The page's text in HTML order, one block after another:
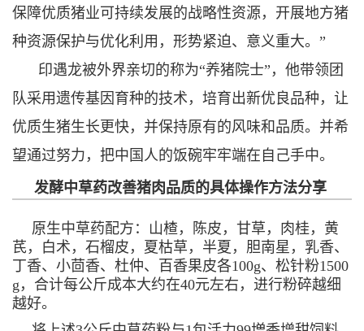
保障优质猪业可持续发展的战略性资源，开展地方猪
种资源保护与优化利用，形势紧迫、意义重大。”
印遇龙被外界亲切的称为“养猪院士”，他带领团
队采用遗传基因育种的技术，培育出新优良品种，让
优质生猪生长更快，并保持原有的风味和品质。并希
望通过努力，把中国人的饭碗牢牢端在自己手中。
发酵中草药改善猪肉品质的具体操作方法分享
原生中草药配方：山楂，陈皮，甘草，肉桂，黄
芪，白术，石榴皮，夏枯草，半夏，胆南星，乳香、
丁香、小茴香、杜仲、百香果皮各100g、松针粉1500
g，合计每公斤成本大约在40元左右，进行粉碎越细
越好。